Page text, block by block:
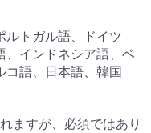
ルトガル語、ドイツ
、インドネシア語、ベ
コ語、日本語、韓国
ますが、必須ではあり